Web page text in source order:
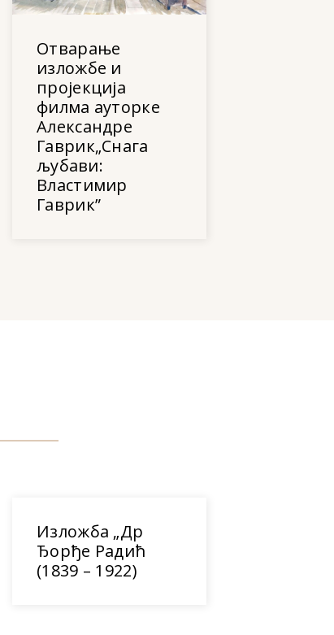
Отварање
изложбе и
пројекција
филма ауторке
Александре
Гаврик„Снага
љубави:
Властимир
Гаврик”
Изложба „Др
Ђорђе Радић
(1839 – 1922)